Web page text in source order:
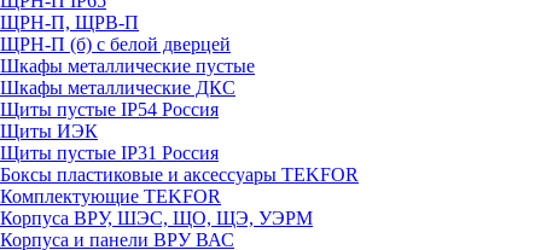
ЩРН-П, ЩРВ-П
ЩРН-П (б) с белой дверцей
Шкафы металлические пустые
Шкафы металлические ДКС
Щиты пустые IP54 Россия
Щиты ИЭК
Щиты пустые IP31 Россия
Боксы пластиковые и аксессуары TEKFOR
Комплектующие TEKFOR
Корпуса ВРУ, ШЭС, ЩО, ЩЭ, УЭРМ
Корпуса и панели ВРУ ВАС